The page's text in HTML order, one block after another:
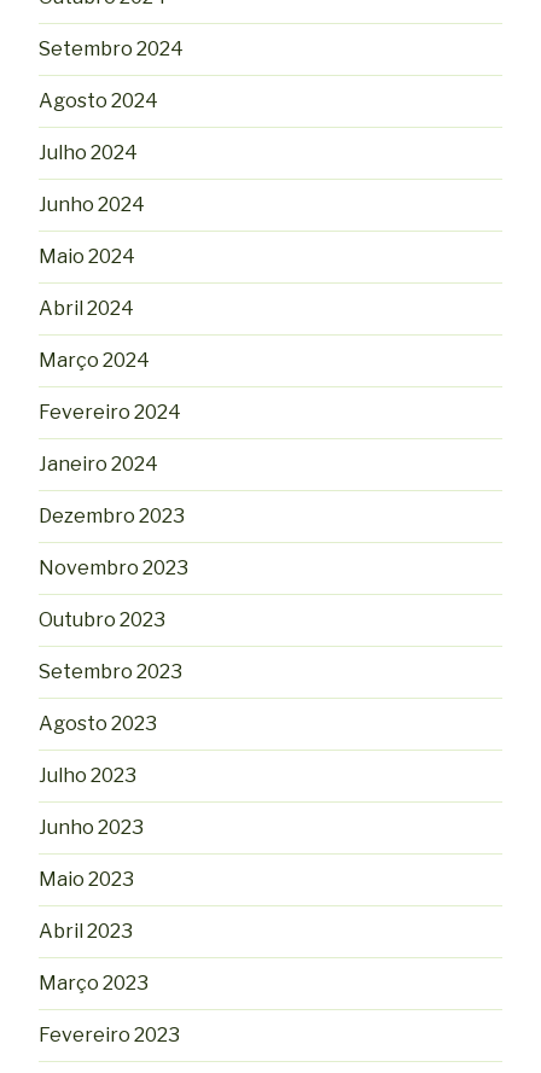
Setembro 2024
Agosto 2024
Julho 2024
Junho 2024
Maio 2024
Abril 2024
Março 2024
Fevereiro 2024
Janeiro 2024
Dezembro 2023
Novembro 2023
Outubro 2023
Setembro 2023
Agosto 2023
Julho 2023
Junho 2023
Maio 2023
Abril 2023
Março 2023
Fevereiro 2023